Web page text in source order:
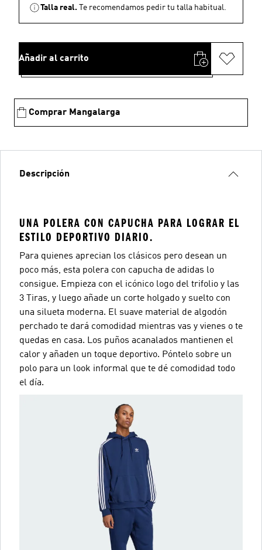
Talla real. Te recomendamos pedir tu talla habitual.
Añadir al carrito
Comprar Mangalarga
Descripción
UNA POLERA CON CAPUCHA PARA LOGRAR EL
ESTILO DEPORTIVO DIARIO.
Para quienes aprecian los clásicos pero desean un
poco más, esta polera con capucha de adidas lo
consigue. Empieza con el icónico logo del trifolio y las
3 Tiras, y luego añade un corte holgado y suelto con
una silueta moderna. El suave material de algodón
perchado te dará comodidad mientras vas y vienes o te
quedas en casa. Los puños acanalados mantienen el
calor y añaden un toque deportivo. Póntelo sobre un
polo para un look informal que te dé comodidad todo
el día.